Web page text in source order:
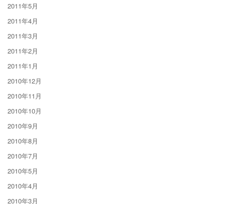
2011年5月
2011年4月
2011年3月
2011年2月
2011年1月
2010年12月
2010年11月
2010年10月
2010年9月
2010年8月
2010年7月
2010年5月
2010年4月
2010年3月